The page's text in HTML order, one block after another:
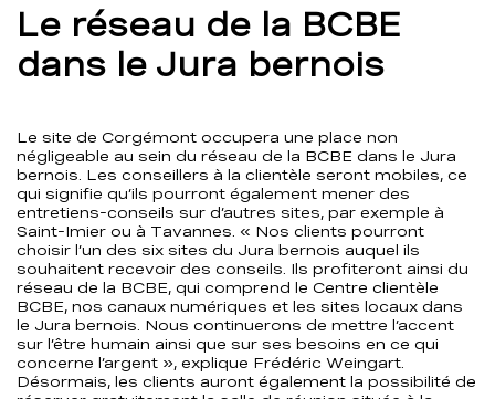
Le réseau de la BCBE
dans le Jura bernois
Le site de Corgémont occupera une place non
négligeable au sein du réseau de la BCBE dans le Jura
bernois. Les conseillers à la clientèle seront mobiles, ce
qui signifie qu’ils pourront également mener des
entretiens-conseils sur d’autres sites, par exemple à
Saint-Imier ou à Tavannes. « Nos clients pourront
choisir l’un des six sites du Jura bernois auquel ils
souhaitent recevoir des conseils. Ils profiteront ainsi du
réseau de la BCBE, qui comprend le Centre clientèle
BCBE, nos canaux numériques et les sites locaux dans
le Jura bernois. Nous continuerons de mettre l’accent
sur l’être humain ainsi que sur ses besoins en ce qui
concerne l’argent », explique Frédéric Weingart.
Désormais, les clients auront également la possibilité de